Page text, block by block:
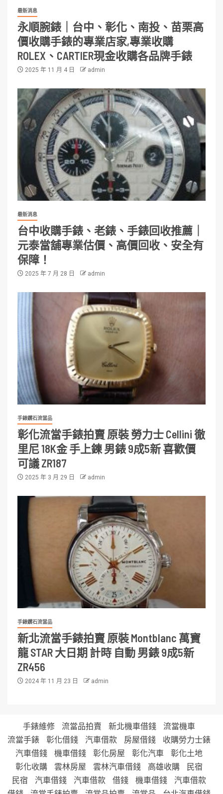
最新消息
永順腕錶｜台中、彰化、南投、苗栗高
價收購手錶的專業店家,專業收購
ROLEX、CARTIER現金收購各品牌手錶
2025 年 11 月 4 日 admin
最新消息
台中收購手錶、老錶、手錶回收推薦｜
元泰當舖專業估價、高價回收、安全有
保障！
2025 年 7 月 28 日 admin
手錶鑽石流當品
彰化流當手錶拍賣 原裝 勞力士 Cellini 徹
里尼 18K金 手上鍊 男錶 9成5新 喜歡價
可議 ZR187
2025 年 3 月 29 日 admin
手錶鑽石流當品
新北流當手錶拍賣 原裝 Montblanc 萬寶
龍 STAR 大日期 計時 自動 男錶 9成5新
ZR456
2024 年 11 月 23 日 admin
手錶維修 流當品拍賣 新北機車借錢
流當機車
流當手錶
彰化借錢 汽車借款 房屋借錢
收購勞力士錶
汽車借錢
機車借錢 彰化房屋 彰化汽車
彰化土地
彰化收購
雲林房屋 雲林汽車借錢 高雄收購
民宿
民宿
汽車借錢 汽車借款 借錢 機車借錢
汽車借款